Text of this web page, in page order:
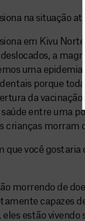
na situação
em Kivu
a
uma epidemia
porque
da
entre uma
crianças morram
que você
morrendo de
capazes
estão vivendo